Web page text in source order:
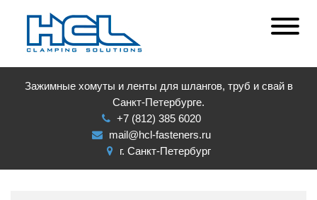
Зажимные хомуты и ленты для шлангов, труб и свай в
Санкт-Петербурге.
+7 (812) 385 6020
mail@hcl-fasteners.ru
г. Санкт-Петербург